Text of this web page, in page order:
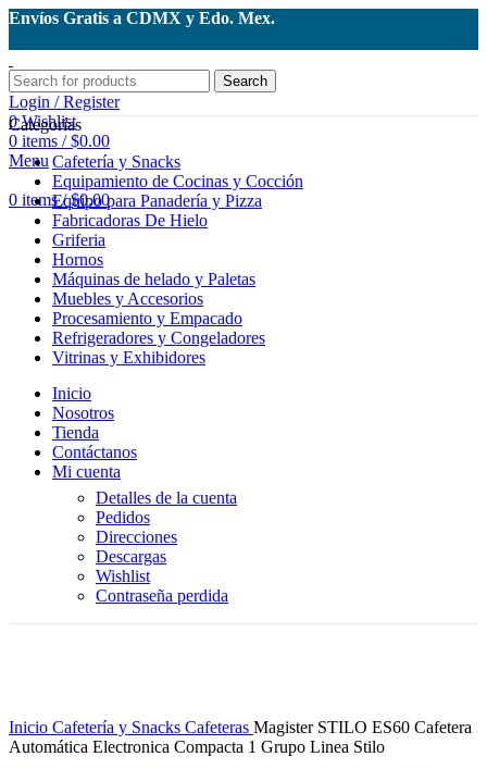
Envíos Gratis a CDMX y Edo. Mex.
Search
Login / Register
0Wishlist
0 items / $0.00
Menu
0 items / $0.00
Categorías
Cafetería y Snacks
Equipamiento de Cocinas y Cocción
Equipo para Panadería y Pizza
Fabricadoras De Hielo
Griferia
Hornos
Máquinas de helado y Paletas
Muebles y Accesorios
Procesamiento y Empacado
Refrigeradores y Congeladores
Vitrinas y Exhibidores
Inicio
Nosotros
Tienda
Contáctanos
Mi cuenta
Detalles de la cuenta
Pedidos
Direcciones
Descargas
Wishlist
Contraseña perdida
Inicio Cafetería y Snacks Cafeteras Magister STILO ES60 Cafetera
Automática Electronica Compacta 1 Grupo Linea Stilo